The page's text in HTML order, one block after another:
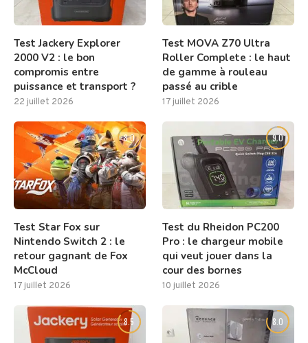
Test Jackery Explorer
2000 V2 : le bon
compromis entre
puissance et transport ?
22 juillet 2026
Test MOVA Z70 Ultra
Roller Complete : le haut
de gamme à rouleau
passé au crible
17 juillet 2026
8.0
Test Star Fox sur
Nintendo Switch 2 : le
retour gagnant de Fox
McCloud
17 juillet 2026
9.0
Test du Rheidon PC200
Pro : le chargeur mobile
qui veut jouer dans la
cour des bornes
10 juillet 2026
8.5 8.0